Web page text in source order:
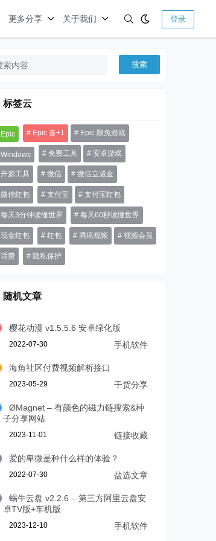
更多分享 关于我们 登录
搜索
标签云
Epic Epic 喜+1 Epic 限免游戏
Windows 免费工具 安卓游戏
开源工具 微信 微信立减金
微信红包 支付宝 支付宝红包
每天3分钟读懂世界 每天60秒读懂世界
现金红包 红包 腾讯视频 视频会员
话费 隐私保护
随机文章
樱花动漫 v1.5.5.6 安卓绿化版
2022-07-30 手机软件
海角社区付费视频解析接口
2023-05-29 干货分享
ØMagnet – 有颜色的磁力链搜索&种
子分享网站
2023-11-01 链接收藏
爱的卑微是种什么样的体验？
2022-07-30 盐选文章
蜗牛云盘 v2.2.6 – 第三方阿里云盘安
卓TV版+车机版
2023-12-10 手机软件